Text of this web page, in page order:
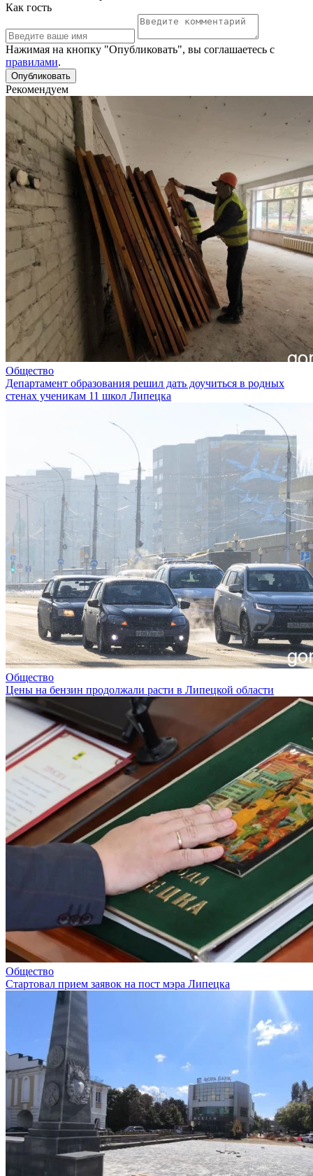
Как гость
Нажимая на кнопку "Опубликовать", вы соглашаетесь с
правилами.
Рекомендуем
Общество
Департамент образования решил дать доучиться в родных
стенах ученикам 11 школ Липецка
Общество
Цены на бензин продолжали расти в Липецкой области
Общество
Стартовал прием заявок на пост мэра Липецка